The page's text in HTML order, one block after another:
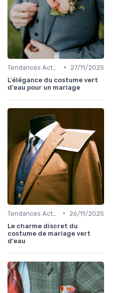
•
27/11/2025
L'élégance du costume vert
d'eau pour un mariage
•
26/11/2025
Le charme discret du
costume de mariage vert
d'eau